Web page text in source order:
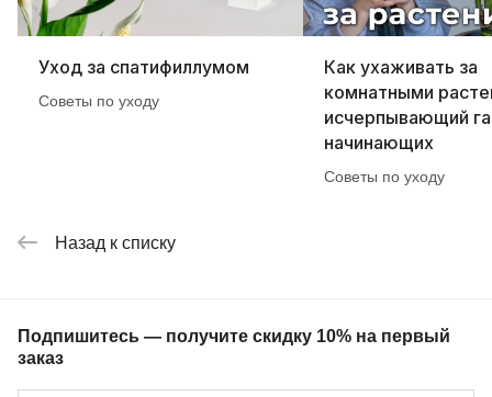
Уход за спатифиллумом
Советы по уходу
Как ухаживать за
комнатными
исчерпывающий
начинающих
Советы по уходу
Назад к списку
Подпишитесь — получите скидку 10% на первый
заказ